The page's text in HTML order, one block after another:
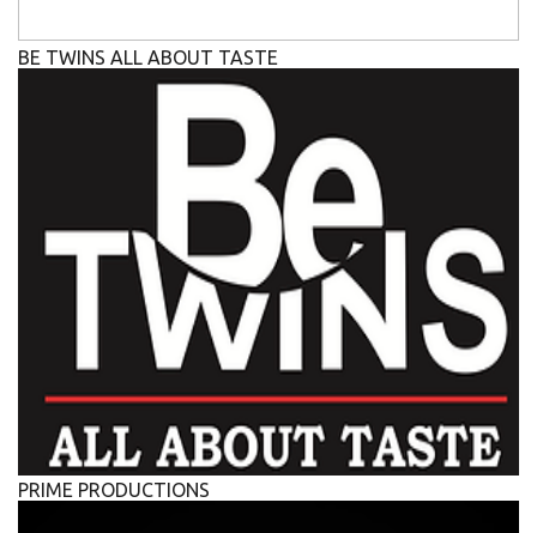
BE TWINS ALL ABOUT TASTE
PRIME PRODUCTIONS